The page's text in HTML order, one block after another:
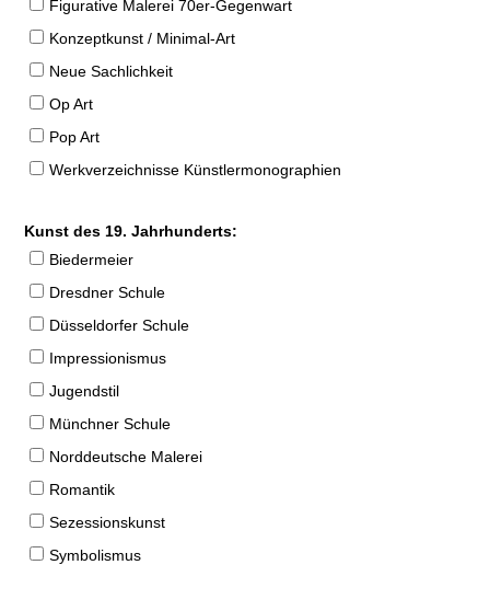
Figurative Malerei 70er-Gegenwart
Konzeptkunst / Minimal-Art
Neue Sachlichkeit
Op Art
Pop Art
Werkverzeichnisse Künstlermonographien
Kunst des 19. Jahrhunderts:
Biedermeier
Dresdner Schule
Düsseldorfer Schule
Impressionismus
Jugendstil
Münchner Schule
Norddeutsche Malerei
Romantik
Sezessionskunst
Symbolismus